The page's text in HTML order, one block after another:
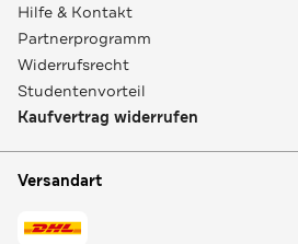
Hilfe & Kontakt
Partnerprogramm
Widerrufsrecht
Studentenvorteil
Kaufvertrag widerrufen
Versandart